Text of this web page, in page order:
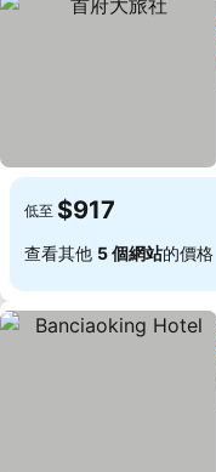
低至 $917
查看其他 5 個網站的價格